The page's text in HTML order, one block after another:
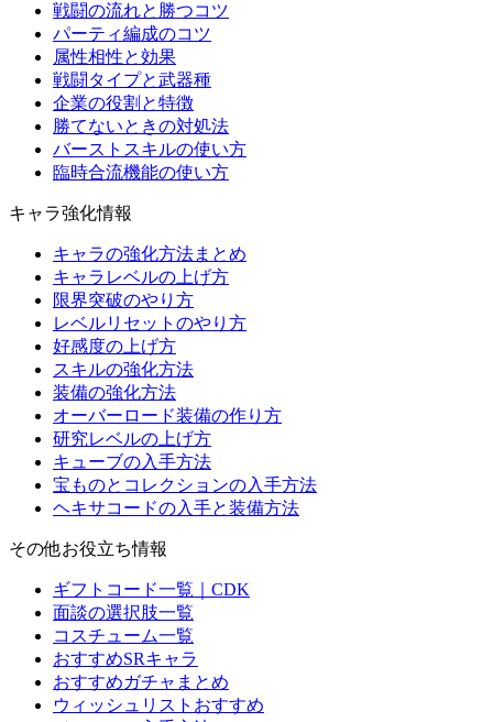
戦闘の流れと勝つコツ
パーティ編成のコツ
属性相性と効果
戦闘タイプと武器種
企業の役割と特徴
勝てないときの対処法
バーストスキルの使い方
臨時合流機能の使い方
キャラ強化情報
キャラの強化方法まとめ
キャラレベルの上げ方
限界突破のやり方
レベルリセットのやり方
好感度の上げ方
スキルの強化方法
装備の強化方法
オーバーロード装備の作り方
研究レベルの上げ方
キューブの入手方法
宝ものとコレクションの入手方法
ヘキサコードの入手と装備方法
その他お役立ち情報
ギフトコード一覧｜CDK
面談の選択肢一覧
コスチューム一覧
おすすめSRキャラ
おすすめガチャまとめ
ウィッシュリストおすすめ